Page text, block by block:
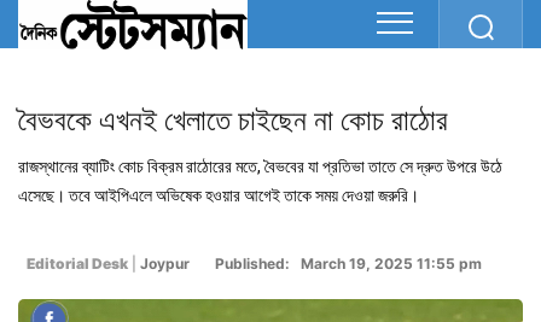
বৈভবকে এখনই খেলাতে চাইছেন না কোচ রাঠোর
রাজস্থানের ব্যাটিং কোচ বিক্রম রাঠোরের মতে, বৈভবের যা প্রতিভা তাতে সে দ্রুত উপরে উঠে
এসেছে। তবে আইপিএলে অভিষেক হওয়ার আগেই তাকে সময় দেওয়া জরুরি।
Editorial Desk Joypur Published: March 19, 2025 11:55 pm